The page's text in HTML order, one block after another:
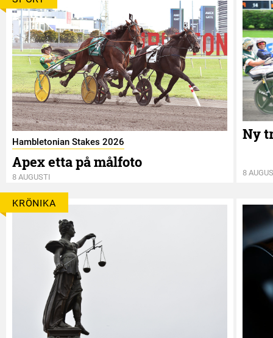
Hambletonian Stakes 2026
Apex etta på målfoto
8 AUGUSTI
Ny
8
KRÖNIKA